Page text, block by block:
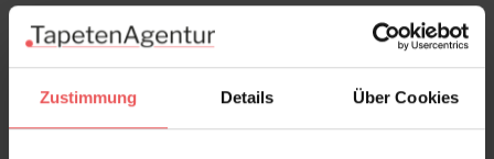
Zustimmung Details Über Cookies